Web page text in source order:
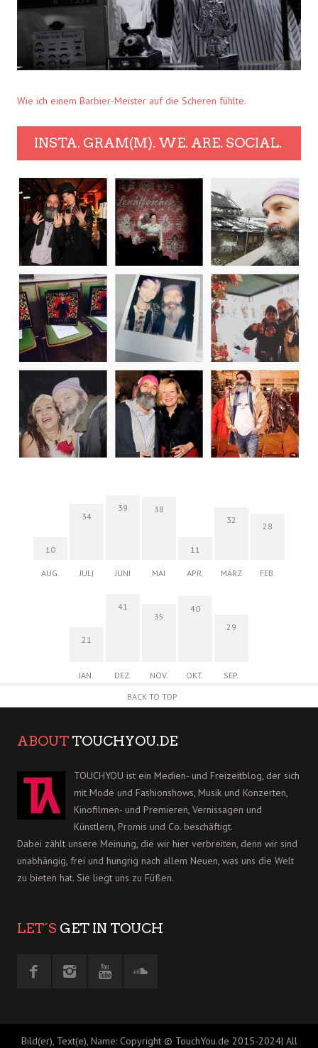
Wie ich einem Barbier-Meister auf die Scheren fühlte.
INSTA. GRAM(M). WE. ARE. SOCIAL.
10
AUG.
34
JULI
39
JUNI
38
MAI
11
APR.
32
MÄRZ
28
FEB.
21
JAN.
41
DEZ.
35
NOV.
40
OKT.
29
SEP.
BACK TO TOP
ABOUT TOUCHYOU.DE
TOUCHYOU ist ein Medien- und Freizeitblog, der sich
mit Mode und Fashionshows, Musik und Konzerten,
Kinofilmen- und Premieren, Vernissagen und
Künstlern, Promis und Co. beschäftigt.
Dabei zählt unsere Meinung, die wir hier verbreiten, denn wir sind
unabhängig, frei und hungrig nach allem Neuen, was uns die Welt
zu bieten hat. Sie liegt uns zu Füßen.
LET´S GET IN TOUCH
Bild(er), Text(e), Name: Copyright © TouchYou.de 2015-2024| All